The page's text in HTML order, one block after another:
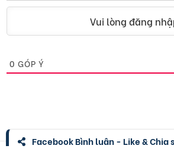
Vui lòng đăng
0 GÓP Ý
Facebook Bình luận - Like & Chia